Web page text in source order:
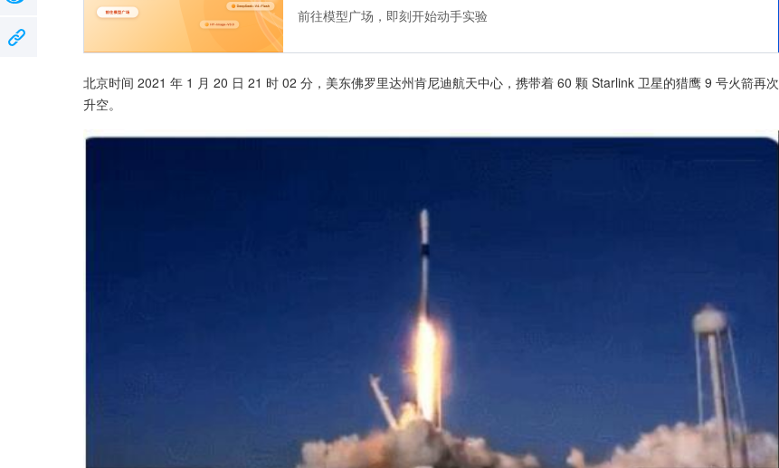
前往模型广场，即刻开始动手实验
北京时间 2021 年 1 月 20 日 21 时 02 分，美东佛罗里达州肯尼迪航天中心，携带着 60 颗 Starlink 卫星的猎鹰 9 号火箭再次
升空。